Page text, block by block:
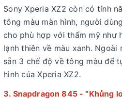
Sony Xperia XZ2 còn có tính
tông màu màn hình, người
cho phù hợp với thẩm mỹ như
lạnh thiên về màu xanh.
sẵn 3 chế độ về tông màu để
hình của Xperia XZ2.
3. Snapdragon 845 - “Khủng